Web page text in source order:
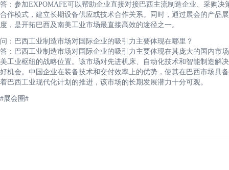
答：参加EXPOMAFE可以帮助企业直接对接巴西主流制造企业、采购
合作模式，建立长期设备供应或技术合作关系。同时，通过展会的产品
度，是开拓巴西及南美工业市场最直接高效的途径之一。
问：巴西工业制造市场对国际企业的吸引力主要体现在哪里？
答：巴西工业制造市场对国际企业的吸引力主要体现在其庞大的国内市
美工业枢纽的战略位置。该市场对先进机床、自动化技术和智能制造解
好机会。中国企业在装备技术和交付效率上的优势，使其在巴西市场具
着巴西工业现代化计划的推进，该市场的长期发展潜力十分可观。
#展会圈#